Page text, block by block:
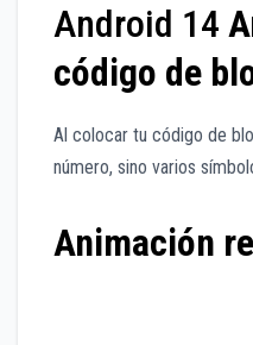
Android 14
código de
Al colocar tu código de
número, sino varios
Animación